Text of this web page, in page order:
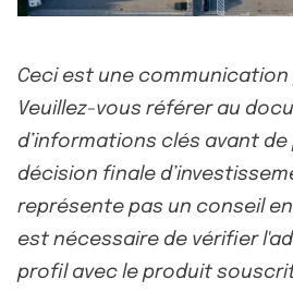
Ceci est une
Veuillez-vous référer au
d’informations clés avant
décision finale
représente pas un conseil
est nécessaire de vérifier
profil avec le produit